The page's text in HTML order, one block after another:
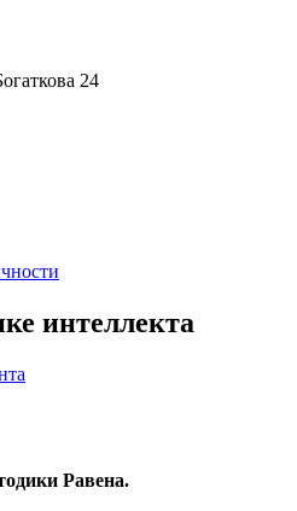
24
интеллекта
Равена.